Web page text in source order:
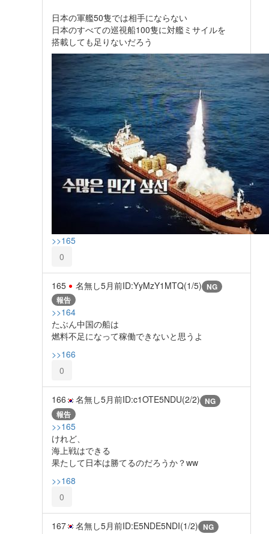
日本の軍艦50隻では相手にならない
日本のすべての巡視船100隻に対艦ミサイルを
搭載しても足りないだろう
>>165
0
165 名無し5月前ID:YyMzY1MTQ(1/5) NG
報告
>>164
たぶん中国の船は
燃料不足になって稼働できないと思うよ
>>166
0
166 名無し5月前ID:c1OTE5NDU(2/2) NG
報告
>>165
けれど、
海上戦はできる
果たして日本は勝てるのだろうか？ww
>>168
0
167 名無し5月前ID:E5NDE5NDI(1/2) NG